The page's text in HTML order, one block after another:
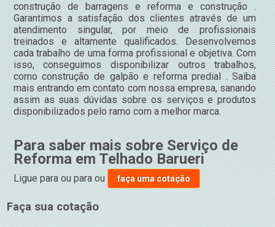
construção de barragens e reforma e construção .
Garantimos a satisfação dos clientes através de um
atendimento singular, por meio de profissionais
treinados e altamente qualificados. Desenvolvemos
cada trabalho de uma forma profissional e objetiva. Com
isso, conseguimos disponibilizar outros trabalhos,
como construção de galpão e reforma predial . Saiba
mais entrando em contato com nossa empresa, sanando
assim as suas dúvidas sobre os serviços e produtos
disponibilizados pelo ramo com a melhor marca.
Para saber mais sobre Serviço de
Reforma em Telhado Barueri
Ligue paraou paraou faça uma cotação
Faça sua cotação